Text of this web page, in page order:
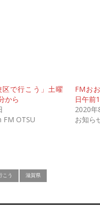
で行こう」土曜
から
FM OTSU
FMお
日午前
2020年
お知ら
こう 滋賀県